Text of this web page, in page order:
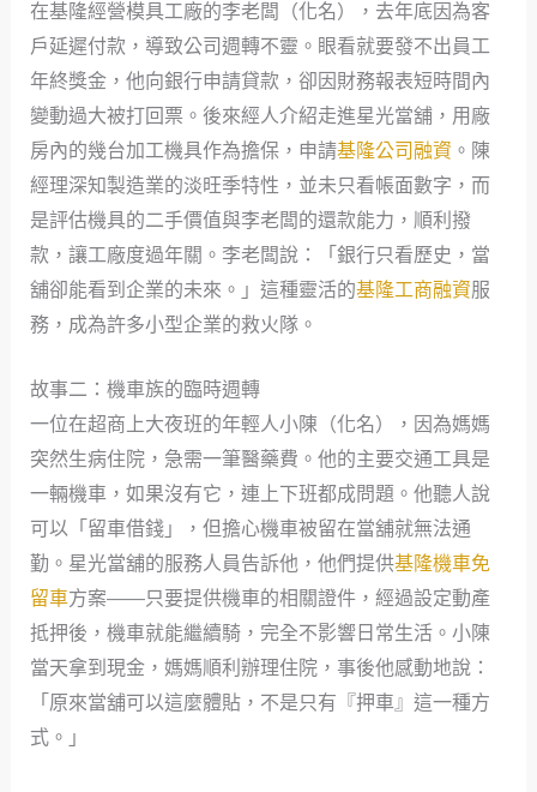
在基隆經營模具工廠的李老闆（化名），去年底因為客
戶延遲付款，導致公司週轉不靈。眼看就要發不出員工
年終獎金，他向銀行申請貸款，卻因財務報表短時間內
變動過大被打回票。後來經人介紹走進星光當舖，用廠
房內的幾台加工機具作為擔保，申請基隆公司融資 。陳
經理深知製造業的淡旺季特性，並未只看帳面數字，而
是評估機具的二手價值與李老闆的還款能力，順利撥
款，讓工廠度過年關。李老闆說：「銀行只看歷史，當
舖卻能看到企業的未來。」這種靈活的基隆工商融資服
務，成為許多小型企業的救火隊。
故事二：機車族的臨時週轉
一位在超商上大夜班的年輕人小陳（化名），因為媽媽
突然生病住院，急需一筆醫藥費。他的主要交通工具是
一輛機車，如果沒有它，連上下班都成問題。他聽人說
可以「留車借錢」，但擔心機車被留在當舖就無法通
勤。星光當舖的服務人員告訴他，他們提供基隆機車免
留車方案——只要提供機車的相關證件，經過設定動產
抵押後，機車就能繼續騎，完全不影響日常生活。小陳
當天拿到現金，媽媽順利辦理住院，事後他感動地說：
「原來當舖可以這麼體貼，不是只有『押車』這一種方
式。」